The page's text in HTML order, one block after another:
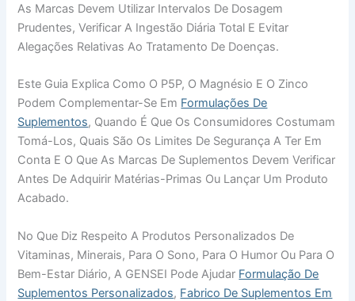
As Marcas Devem Utilizar Intervalos De Dosagem
Prudentes, Verificar A Ingestão Diária Total E Evitar
Alegações Relativas Ao Tratamento De Doenças.
Este Guia Explica Como O P5P, O Magnésio E O Zinco
Podem Complementar-Se Em Formulações De
Suplementos, Quando É Que Os Consumidores Costumam
Tomá-Los, Quais São Os Limites De Segurança A Ter Em
Conta E O Que As Marcas De Suplementos Devem Verificar
Antes De Adquirir Matérias-Primas Ou Lançar Um Produto
Acabado.
No Que Diz Respeito A Produtos Personalizados De
Vitaminas, Minerais, Para O Sono, Para O Humor Ou Para O
Bem-Estar Diário, A GENSEI Pode Ajudar Formulação De
Suplementos Personalizados, Fabrico De Suplementos Em